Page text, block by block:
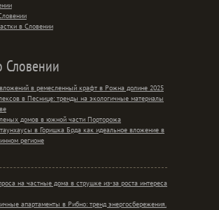
в Словении
Словении
в ремесленный крафт в Рожна долине 2025
в Песнице: тренды на экологичные материалы
домов в южной части Порторожа
в Горишка Брда как идеальное вложение в
регионе
на частные дома в струшке из-за роста интереса
апартаменты в Рибно: тренд энергосбережения.